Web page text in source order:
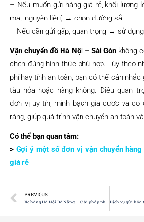
– Nếu muốn gửi hàng giá rẻ, khối lượng
mại, nguyên liệu) → chọn đường sắt.
– Nếu cần gửi gấp, quan trọng → sử
Vận chuyển đồ Hà Nội – Sài Gòn không
chọn đúng hình thức phù hợp. Tùy theo
phí hay tính an toàn, bạn có thể cân nhắc
tàu hỏa hoặc hàng không. Điều quan
đơn vị uy tín, minh bạch giá cước và có
ràng, giúp quá trình vận chuyển an toàn
Có thể bạn quan tâm:
>Gợi ý một số đơn vị vận chuyển hàng
giá rẻ
PREVIOUS